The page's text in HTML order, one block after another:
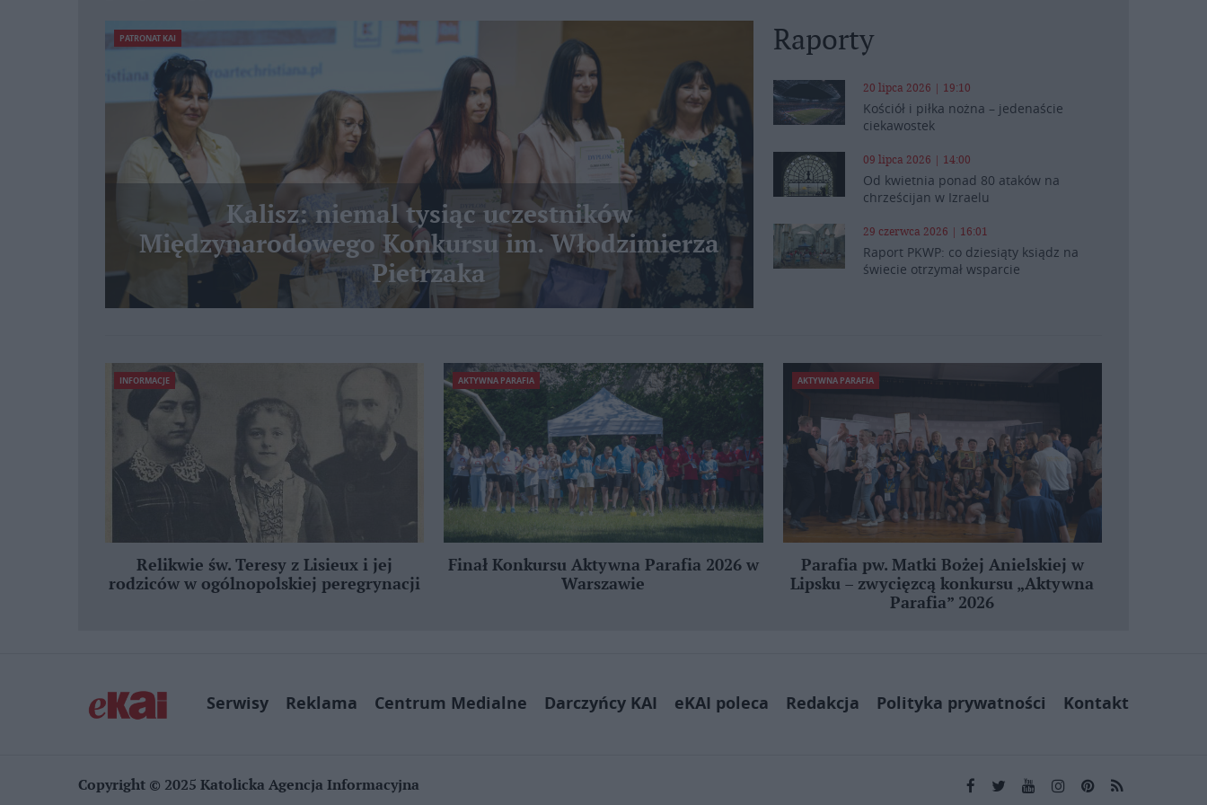
PATRONAT KAI
Kalisz: niemal tysiąc uczestników
Międzynarodowego Konkursu im. Włodzimierza
Pietrzaka
Raporty
20 lipca 2026 | 19:10
Kościół i piłka nożna – jedenaście
ciekawostek
09 lipca 2026 | 14:00
Od kwietnia ponad 80 ataków na
chrześcijan w Izraelu
29 czerwca 2026 | 16:01
Raport PKWP: co dziesiąty ksiądz na
świecie otrzymał wsparcie
INFORMACJE
Relikwie św. Teresy z Lisieux i jej
rodziców w ogólnopolskiej peregrynacji
AKTYWNA PARAFIA
Finał Konkursu Aktywna Parafia 2026 w
Warszawie
AKTYWNA PARAFIA
Parafia pw. Matki Bożej Anielskiej w
Lipsku – zwycięzcą konkursu „Aktywna
Parafia” 2026
Serwisy Reklama Centrum Medialne Darczyńcy KAI eKAI poleca Redakcja Polityka prywatności Kontakt
Copyright © 2025 Katolicka Agencja Informacyjna